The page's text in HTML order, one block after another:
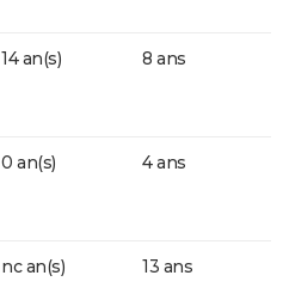
14 an(s) 8 ans
0 an(s) 4 ans
nc an(s) 13 ans